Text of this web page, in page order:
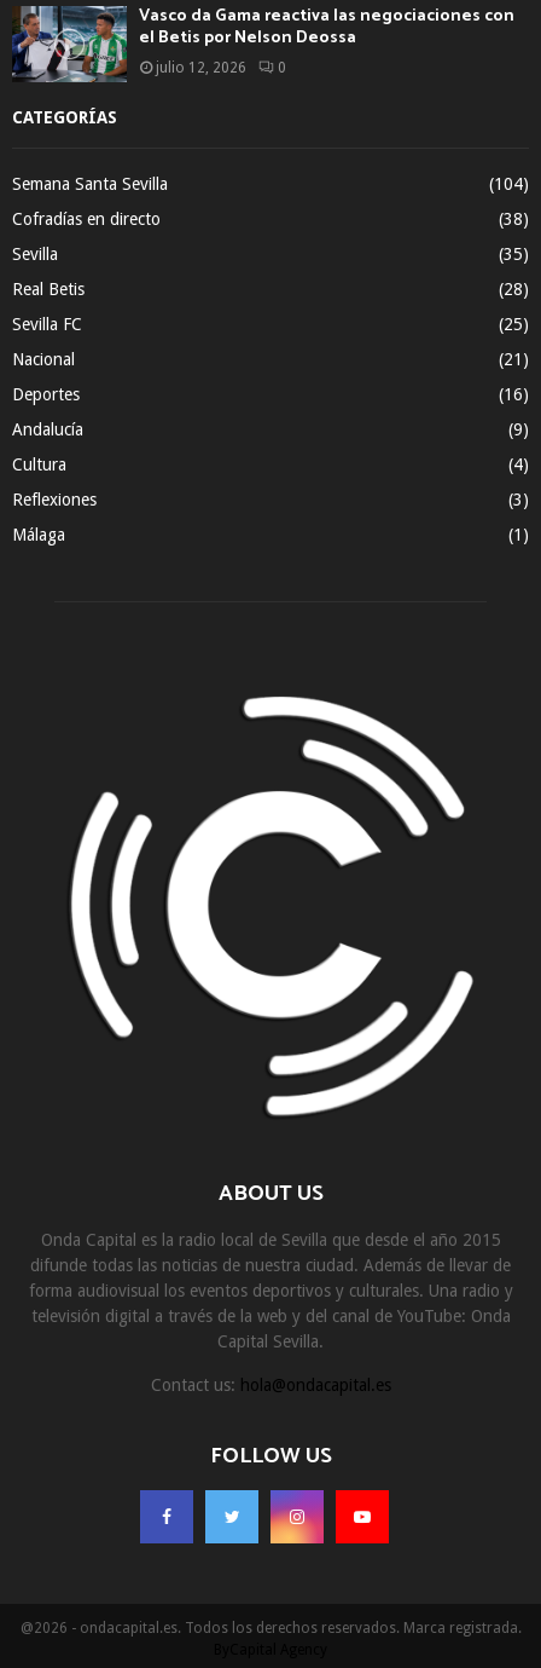
Vasco da Gama reactiva las negociaciones con
el Betis por Nelson Deossa
julio 12, 2026 0
CATEGORÍAS
Semana Santa Sevilla
(104)
Cofradías en directo
(38)
Sevilla
(35)
Real Betis
(28)
Sevilla FC
(25)
Nacional
(21)
Deportes
(16)
Andalucía
(9)
Cultura
(4)
Reflexiones
(3)
Málaga
(1)
ABOUT US
Onda Capital es la radio local de Sevilla que desde el año 2015
difunde todas las noticias de nuestra ciudad. Además de llevar de
forma audiovisual los eventos deportivos y culturales. Una radio y
televisión digital a través de la web y del canal de YouTube: Onda
Capital Sevilla.
Contact us: hola@ondacapital.es
FOLLOW US
@2026 - ondacapital.es. Todos los derechos reservados. Marca registrada.